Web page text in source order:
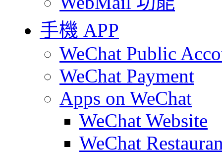
手機 APP
WeChat Public
WeChat Payment
Apps on WeChat
WeChat Website
WeChat